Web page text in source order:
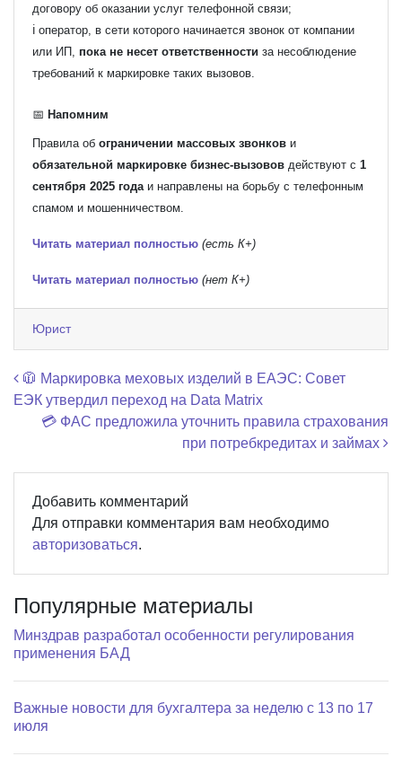
договору об оказании услуг телефонной связи;
ℹ️ оператор, в сети которого начинается звонок от компании
или ИП, пока не несет ответственности за несоблюдение
требований к маркировке таких вызовов.
📅 Напомним
Правила об ограничении массовых звонков и
обязательной маркировке бизнес-вызовов действуют с 1
сентября 2025 года и направлены на борьбу с телефонным
спамом и мошенничеством.
Читать материал полностью (есть К+)
Читать материал полностью (нет К+)
Юрист
Навигация по записям
🧥 Маркировка меховых изделий в ЕАЭС: Совет
ЕЭК утвердил переход на Data Matrix
💳 ФАС предложила уточнить правила страхования
при потребкредитах и займах
Добавить комментарий
Для отправки комментария вам необходимо
авторизоваться.
Популярные материалы
Минздрав разработал особенности регулирования
применения БАД
Важные новости для бухгалтера за неделю с 13 по 17
июля